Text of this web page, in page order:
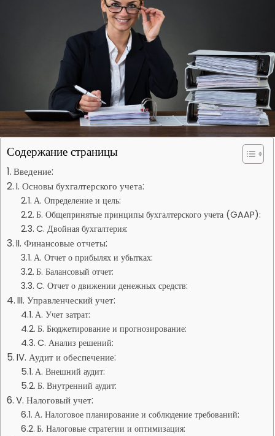
Содержание страницы
Введение:
I. Основы бухгалтерского учета:
А. Определение и цель:
Б. Общепринятые принципы бухгалтерского учета (GAAP):
C. Двойная бухгалтерия:
II. Финансовые отчеты:
А. Отчет о прибылях и убытках:
Б. Балансовый отчет:
C. Отчет о движении денежных средств:
III. Управленческий учет:
А. Учет затрат:
Б. Бюджетирование и прогнозирование:
C. Анализ решений:
IV. Аудит и обеспечение:
А. Внешний аудит:
Б. Внутренний аудит:
V. Налоговый учет:
А. Налоговое планирование и соблюдение требований:
Б. Налоговые стратегии и оптимизация: